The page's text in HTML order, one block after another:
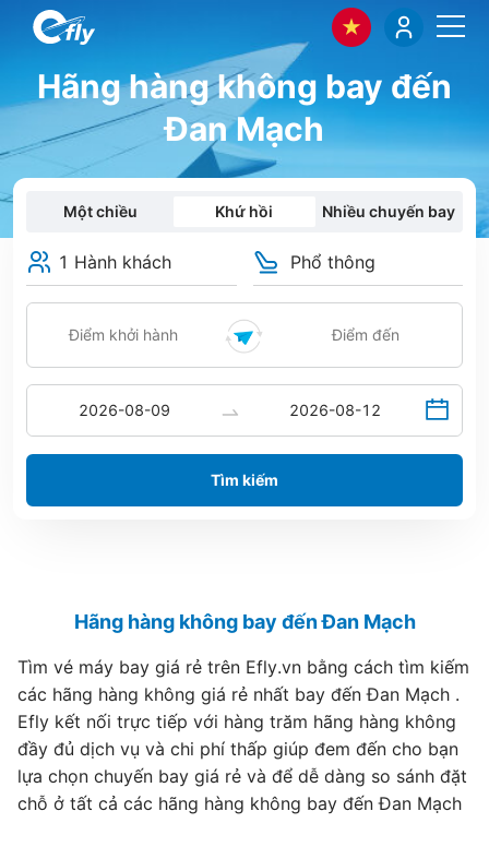
Hãng hàng không bay đến
Đan Mạch
Một chiều Khứ hồi Nhiều chuyến bay
1 Hành khách Phổ thông
Tìm kiếm
Hãng hàng không bay đến Đan Mạch
Tìm vé máy bay giá rẻ trên Efly.vn bằng cách tìm kiếm
các hãng hàng không giá rẻ nhất bay đến Đan Mạch .
Efly kết nối trực tiếp với hàng trăm hãng hàng không
đầy đủ dịch vụ và chi phí thấp giúp đem đến cho bạn
lựa chọn chuyến bay giá rẻ và để dễ dàng so sánh đặt
chỗ ở tất cả các hãng hàng không bay đến Đan Mạch